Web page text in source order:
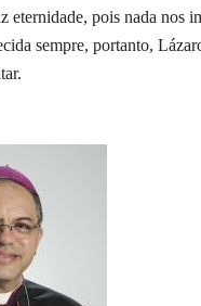
eternidade, pois nada nos
sempre, portanto,